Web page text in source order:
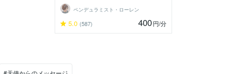
ペンデュラミスト・ローレン
5.0 (587) 400円/分